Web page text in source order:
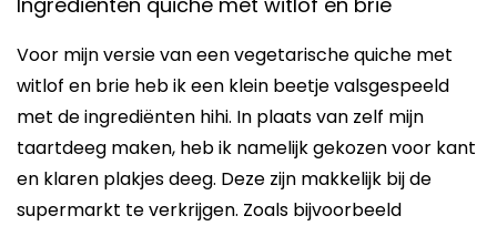
Voor mijn versie van een vegetarische quiche met
witlof en brie heb ik een klein beetje valsgespeeld
met de ingrediënten hihi. In plaats van zelf mijn
taartdeeg maken, heb ik namelijk gekozen voor kant
en klaren plakjes deeg. Deze zijn makkelijk bij de
supermarkt te verkrijgen. Zoals bijvoorbeeld